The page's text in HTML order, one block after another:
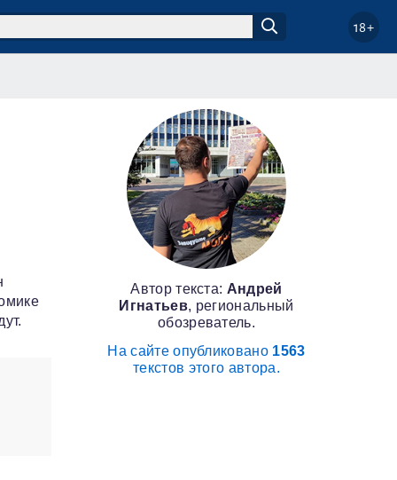
18+
Автор текста: Андрей
Игнатьев, региональный
обозреватель.
На сайте опубликовано 1563
текстов этого автора.